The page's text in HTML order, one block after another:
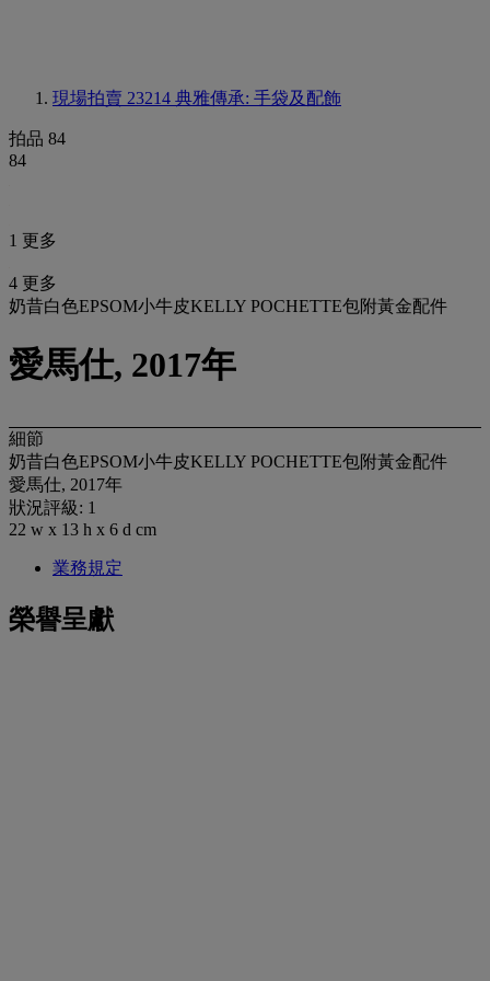
現場拍賣 23214 典雅傳承: 手袋及配飾
拍品 84
84
1 更多
4 更多
奶昔白色EPSOM小牛皮KELLY POCHETTE包附黃金配件
愛馬仕, 2017年
細節
奶昔白色EPSOM小牛皮KELLY POCHETTE包附黃金配件
愛馬仕, 2017年
狀況評級: 1
22 w x 13 h x 6 d cm
業務規定
榮譽呈獻